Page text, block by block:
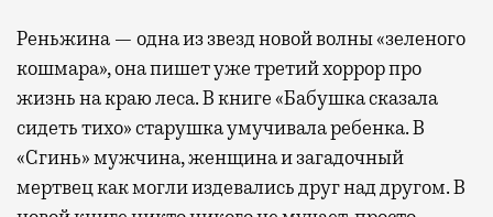
Реньжина — одна из звезд новой волны «зеленого
кошмара», она пишет уже третий хоррор про
жизнь на краю леса. В книге «Бабушка сказала
сидеть тихо» старушка умучивала ребенка. В
«Сгинь» мужчина, женщина и загадочный
мертвец как могли издевались друг над другом. В